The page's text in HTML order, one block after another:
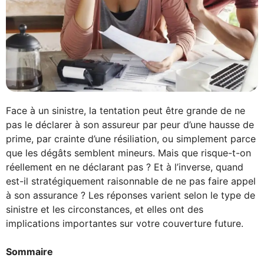
Face à un sinistre, la tentation peut être grande de ne
pas le déclarer à son assureur par peur d’une hausse de
prime, par crainte d’une résiliation, ou simplement parce
que les dégâts semblent mineurs. Mais que risque-t-on
réellement en ne déclarant pas ? Et à l’inverse, quand
est-il stratégiquement raisonnable de ne pas faire appel
à son assurance ? Les réponses varient selon le type de
sinistre et les circonstances, et elles ont des
implications importantes sur votre couverture future.
Sommaire